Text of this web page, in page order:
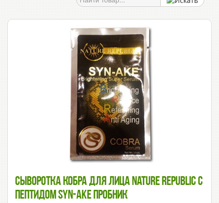
Сыворотка Кобра Для Лица Nature Republic С
Пептидом Syn-Ake Пробник